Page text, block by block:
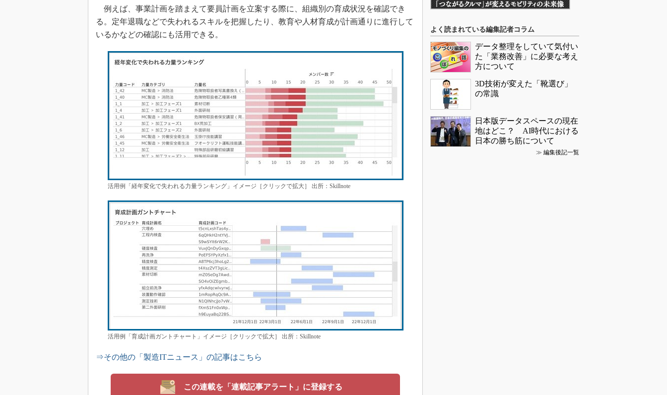
例えば、事業計画を踏まえて要員計画を立案する際に、組織別の育成状況を確認でき
る。定年退職などで失われるスキルを把握したり、教育や人材育成が計画通りに進行して
いるかなどの確認にも活用できる。
活用例「経年変化で失われる力量ランキング」イメージ［クリックで拡大］ 出所：Skillnote
活用例「育成計画ガントチャート」イメージ［クリックで拡大］ 出所：Skillnote
⇒その他の「製造ITニュース」の記事はこちら
この連載を「連載記事アラート」に登録する
よく読まれている編集記者コラム
データ整理をしていて気付い
た「業務改善」に必要な考え
方について
3D技術が変えた「靴選び」
の常識
日本版データスペースの現在
地はどこ？ AI時代における
日本の勝ち筋について
≫ 編集後記一覧